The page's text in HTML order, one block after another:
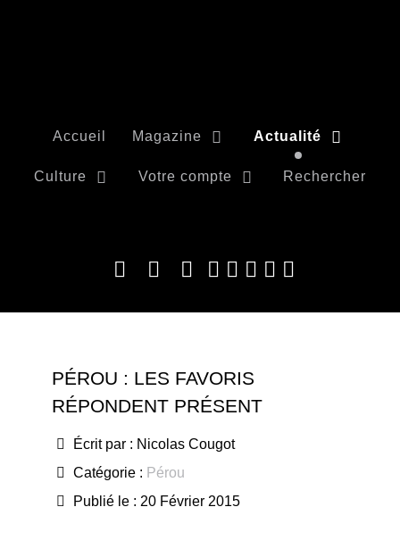
Accueil Magazine Actualité
Culture Votre compte Rechercher
PÉROU : LES FAVORIS
RÉPONDENT PRÉSENT
Écrit par : Nicolas Cougot
Catégorie : Pérou
Publié le : 20 Février 2015